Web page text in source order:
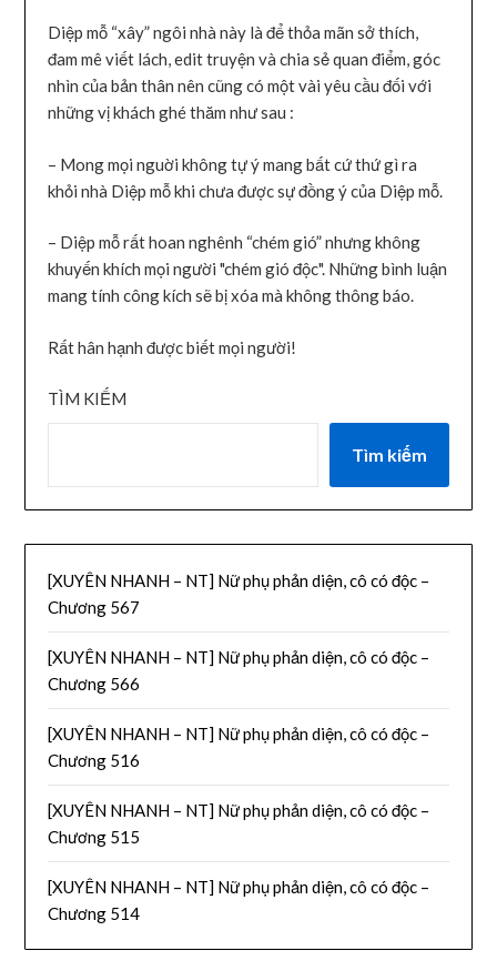
Diệp mỗ “xây” ngôi nhà này là để thỏa mãn sở thích,
đam mê viết lách, edit truyện và chia sẻ quan điểm, góc
nhìn của bản thân nên cũng có một vài yêu cầu đối với
những vị khách ghé thăm như sau :
– Mong mọi nguời không tự ý mang bất cứ thứ gì ra
khỏi nhà Diệp mỗ khi chưa được sự đồng ý của Diệp mỗ.
– Diệp mỗ rất hoan nghênh “chém gió” nhưng không
khuyến khích mọi người "chém gió độc". Những bình luận
mang tính công kích sẽ bị xóa mà không thông báo.
Rất hân hạnh được biết mọi người!
TÌM KIẾM
Tìm kiếm
[XUYÊN NHANH – NT] Nữ phụ phản diện, cô có độc –
Chương 567
[XUYÊN NHANH – NT] Nữ phụ phản diện, cô có độc –
Chương 566
[XUYÊN NHANH – NT] Nữ phụ phản diện, cô có độc –
Chương 516
[XUYÊN NHANH – NT] Nữ phụ phản diện, cô có độc –
Chương 515
[XUYÊN NHANH – NT] Nữ phụ phản diện, cô có độc –
Chương 514